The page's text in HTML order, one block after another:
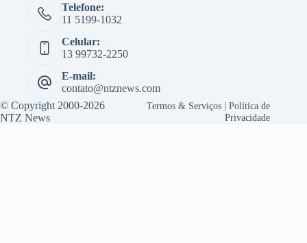
Telefone:
11 5199-1032
Celular:
13 99732-2250
E-mail:
contato@ntznews.com
© Copyright 2000-2026
NTZ News
Termos & Serviços |Política de
Privacidade